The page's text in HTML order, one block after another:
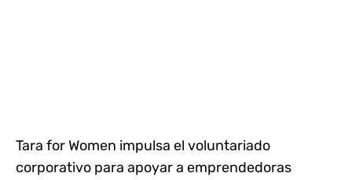
Tara for Women impulsa el voluntariado
corporativo para apoyar a emprendedoras